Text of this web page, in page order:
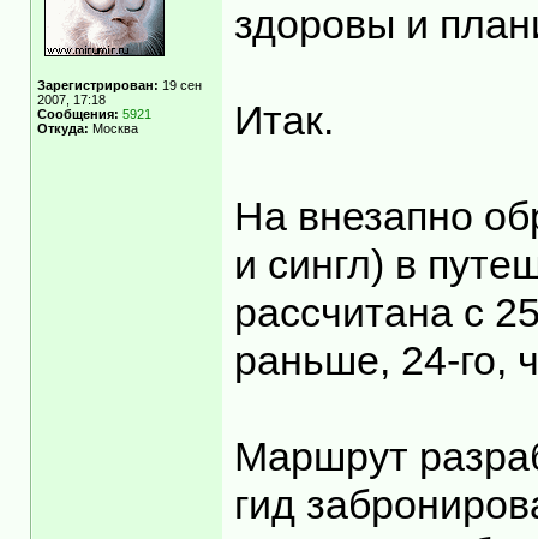
Зарегистрирован: 19 сен
2007, 17:18
Сообщения: 5921
Откуда: Москва
здоровы и
Итак.
На внезапно
и сингл) в
рассчитана с
раньше, 24-го,
Маршрут
гид